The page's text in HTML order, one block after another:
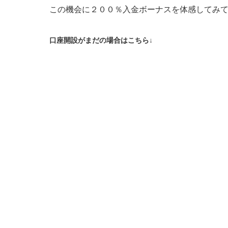
この機会に２００％入金ボーナスを体感してみ
口座開設がまだの場合はこちら↓